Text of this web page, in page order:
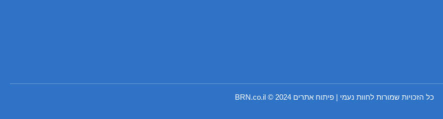
כל הזכויות שמורות לחוות נעמי | פיתוח אתרים 2024 © BRN.co.il